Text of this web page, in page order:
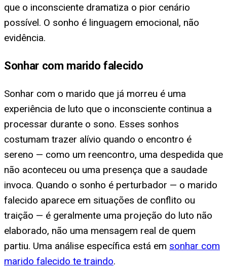
que o inconsciente dramatiza o pior cenário
possível. O sonho é linguagem emocional, não
evidência.
Sonhar com marido falecido
Sonhar com o marido que já morreu é uma
experiência de luto que o inconsciente continua a
processar durante o sono. Esses sonhos
costumam trazer alívio quando o encontro é
sereno — como um reencontro, uma despedida que
não aconteceu ou uma presença que a saudade
invoca. Quando o sonho é perturbador — o marido
falecido aparece em situações de conflito ou
traição — é geralmente uma projeção do luto não
elaborado, não uma mensagem real de quem
partiu. Uma análise específica está em sonhar com
marido falecido te traindo.